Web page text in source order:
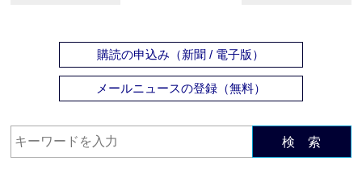
購読の申込み（新聞 / 電子版）
メールニュースの登録（無料）
検 索